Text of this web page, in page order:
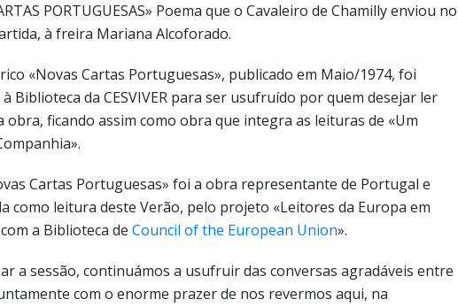
PORTUGUESAS» Poema que o Cavaleiro de Chamilly enviou no
à freira Mariana Alcoforado.
«Novas Cartas Portuguesas», publicado em Maio/1974, foi
Biblioteca da CESVIVER para ser usufruído por quem desejar ler
obra, ficando assim como obra que integra as leituras de «Um
Cartas Portuguesas» foi a obra representante de Portugal e
como leitura deste Verão, pelo projeto «Leitores da Europa em
a Biblioteca de Council of the European Union».
a sessão, continuámos a usufruir das conversas agradáveis entre
com o enorme prazer de nos revermos aqui, na